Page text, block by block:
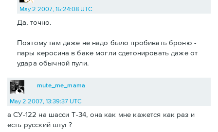
May 2 2007, 15:24:08 UTC
Да, точно.
Поэтому там даже не надо было пробивать броню -
пары керосина в баке могли сдетонировать даже от
удара обычной пули.
mute_me_mama
May 2 2007, 13:39:37 UTC
а СУ-122 на шасси Т-34, она как мне кажется как раз и
есть русский штуг?